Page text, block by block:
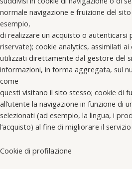
normale navigazione e fruizione del
esempio,
di realizzare un acquisto o autenticarsi
riservate); cookie analytics, assimilati
utilizzati direttamente dal gestore del
informazioni, in forma aggregata, sul
come
questi visitano il sito stesso; cookie di
all’utente la navigazione in funzione di
selezionati (ad esempio, la lingua, i
l’acquisto) al fine di migliorare il
Cookie di profilazione